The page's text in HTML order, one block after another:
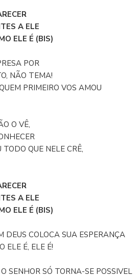
A ELE
ELE É (BIS)
POR
NÃO TEMA!
PRIMEIRO VOS AMOU
O VÊ,
QUE NELE CRÊ,
A ELE
ELE É (BIS)
DEUS COLOCA SUA ESPERANÇA
ELE É, ELE É!
SENHOR SÓ TORNA-SE POSSIVEL